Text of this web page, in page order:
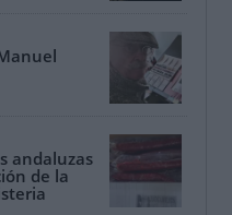
andaluzas
de la